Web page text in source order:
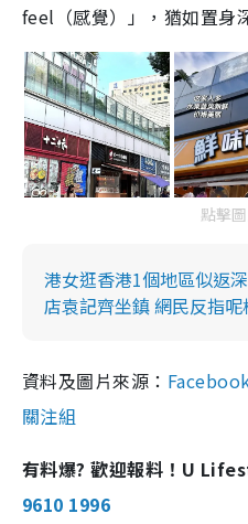
feel（感覺）」，猶如置身
點擊
港女逛香港1個地區似返
店袁記齊坐鎮 網民反指
資料及圖片來源：
關注組
有料爆? 歡迎報料！U
9610 1996